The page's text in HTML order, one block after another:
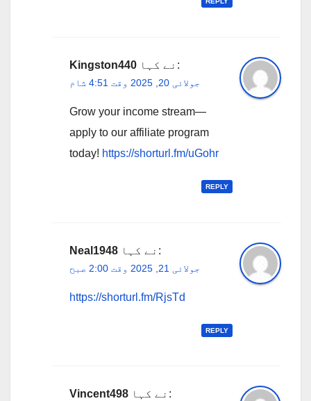
Kingston440 نے کہا:
جولائی 20, 2025 وقت 4:51 شام
Grow your income stream—
apply to our affiliate program
today! https://shorturl.fm/uGohr
REPLY
Neal1948 نے کہا:
جولائی 21, 2025 وقت 2:00 صبح
https://shorturl.fm/RjsTd
REPLY
Vincent498 نے کہا: